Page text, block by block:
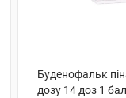
Буденофальк
дозу 14 доз 1